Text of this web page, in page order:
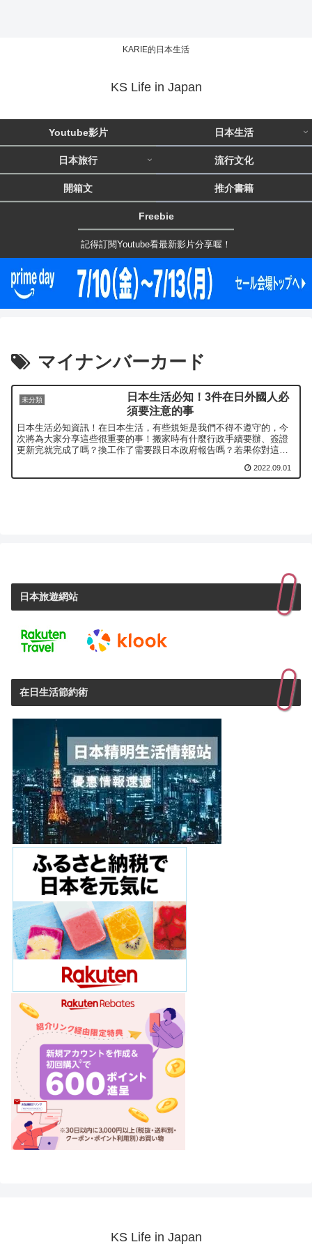
KARIE的日本生活
KS Life in Japan
Youtube影片 日本生活
日本旅行 流行文化
開箱文 推介書籍
Freebie
記得訂閱Youtube看最新影片分享喔！
マイナンバーカード
未分類
日本生活必知！3件在日外國人必
須要注意的事
日本生活必知資訊！在日本生活，有些規矩是我們不得不遵守的，今
次將為大家分享這些很重要的事！搬家時有什麼行政手續要辦、簽證
更新完就完成了嗎？換工作了需要跟日本政府報告嗎？若果你對這三
2022.09.01
日本旅遊網站
在日生活節約術
KS Life in Japan